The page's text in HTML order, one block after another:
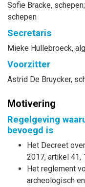
Sofie Bracke, schepen;
schepen
Secretaris
Mieke Hullebroeck,
Voorzitter
Astrid De Bruycker,
Motivering
Regelgeving
bevoegd is
Het Decreet
2017, artikel 41,
Het reglement
archeologisch